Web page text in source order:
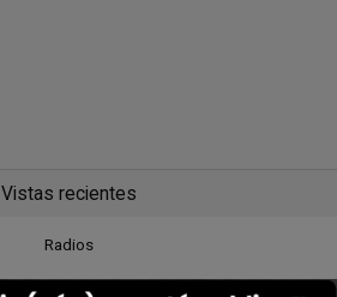
Vistas recientes
Radios